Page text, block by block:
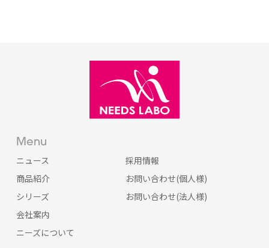
Menu
ニュース
商品紹介
シリーズ
会社案内
ニーズについて
採用情報
お問い合わせ(個人様)
お問い合わせ(法人様)